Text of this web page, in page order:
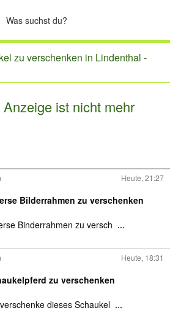
zu verschenken in Lindenthal -
ist nicht mehr
Heute, 21:27
Bilderrahmen zu verschenken
Binderrahmen zu versch ...
Heute, 18:31
zu verschenken
dieses Schaukel ...